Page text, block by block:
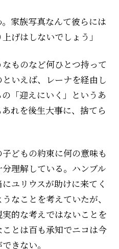
。家族写真なんて彼らには
げはしないでしょう」
ものなど何ひとつ持って
いえば、レーナを経由し
「迎えにいく」というあ
れを後生大事に、捨てら
どもの約束に何の意味も
理解している。ハンブル
ユリウスが助けに来てく
なことを考えていたが、
的な考えではないことを
とは百も承知でニコは今
きない。